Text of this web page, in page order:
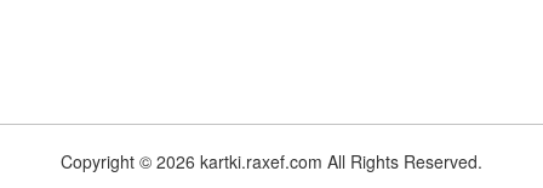
Copyright © 2026 kartki.raxef.com All Rights Reserved.